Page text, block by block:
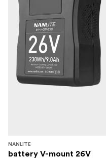
NANLITE
battery V-mount 26V